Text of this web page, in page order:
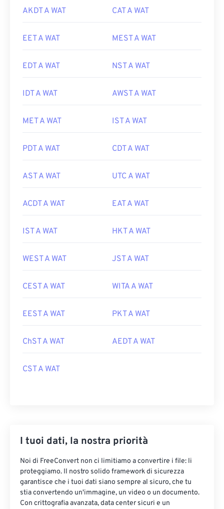
AKDT A WAT CAT A WAT
EET A WAT MEST A WAT
EDT A WAT NST A WAT
IDT A WAT AWST A WAT
MET A WAT IST A WAT
PDT A WAT CDT A WAT
AST A WAT UTC A WAT
ACDT A WAT EAT A WAT
IST A WAT HKT A WAT
WEST A WAT JST A WAT
CEST A WAT WITA A WAT
EEST A WAT PKT A WAT
ChST A WAT AEDT A WAT
CST A WAT
I tuoi dati, la nostra priorità
Noi di FreeConvert non ci limitiamo a convertire i file: li
proteggiamo. Il nostro solido framework di sicurezza
garantisce che i tuoi dati siano sempre al sicuro, che tu
stia convertendo un'immagine, un video o un documento.
Con crittografia avanzata, data center sicuri e un